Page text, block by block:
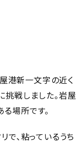
港新一文字の近く
挑戦しました。岩屋
場所です。
で、粘っているうち